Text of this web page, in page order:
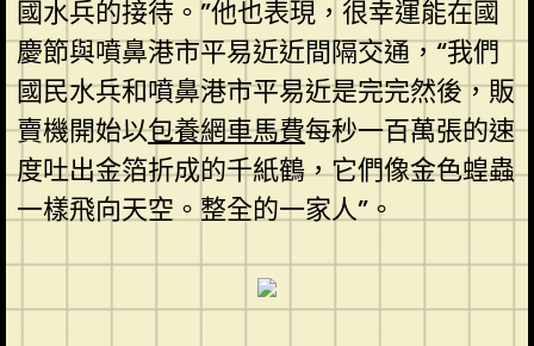
國水兵的接待。”他也表現，很幸運能在國
慶節與噴鼻港市平易近近間隔交通，“我們
國民水兵和噴鼻港市平易近是完完然後，販
賣機開始以包養網車馬費每秒一百萬張的速
度吐出金箔折成的千紙鶴，它們像金色蝗蟲
一樣飛向天空。整全的一家人”。